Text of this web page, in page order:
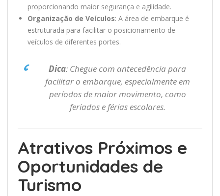
proporcionando maior segurança e agilidade.
Organização de Veículos: A área de embarque é
estruturada para facilitar o posicionamento de
veículos de diferentes portes.
Dica: Chegue com antecedência para
facilitar o embarque, especialmente em
períodos de maior movimento, como
feriados e férias escolares.
Atrativos Próximos e
Oportunidades de
Turismo